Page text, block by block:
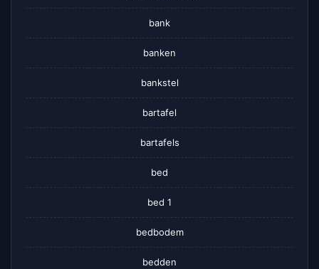
bank
banken
bankstel
bartafel
bartafels
bed
bed 1
bedbodem
bedden